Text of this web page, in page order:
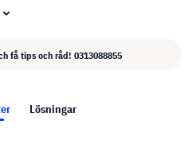
få tips och råd! 0313088855
Lösningar